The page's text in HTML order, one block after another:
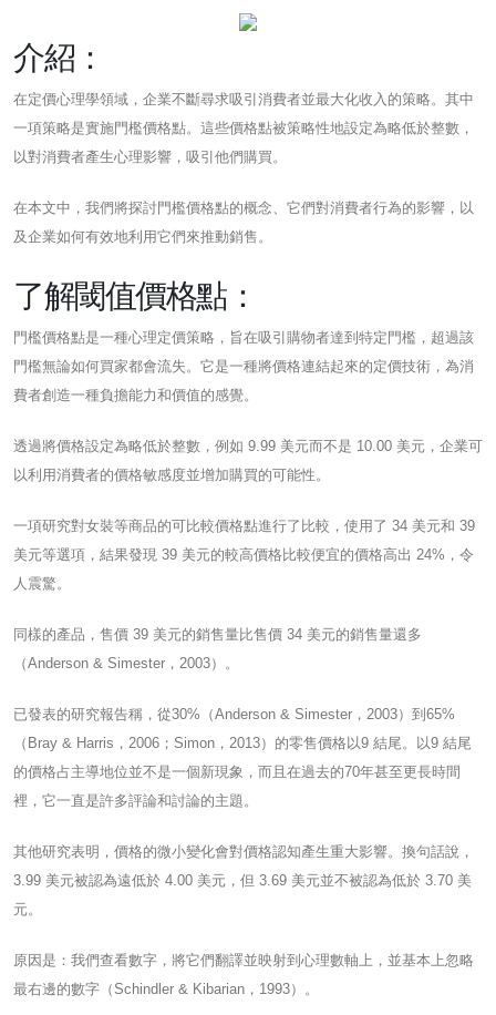
介紹：
在定價心理學領域，企業不斷尋求吸引消費者並最大化收入的策略。其中
一項策略是實施門檻價格點。這些價格點被策略性地設定為略低於整數，
以對消費者產生心理影響，吸引他們購買。
在本文中，我們將探討門檻價格點的概念、它們對消費者行為的影響，以
及企業如何有效地利用它們來推動銷售。
了解閾值價格點：
門檻價格點是一種心理定價策略，旨在吸引購物者達到特定門檻，超過該
門檻無論如何買家都會流失。它是一種將價格連結起來的定價技術，為消
費者創造一種負擔能力和價值的感覺。
透過將價格設定為略低於整數，例如 9.99 美元而不是 10.00 美元，企業可
以利用消費者的價格敏感度並增加購買的可能性。
一項研究對女裝等商品的可比較價格點進行了比較，使用了 34 美元和 39
美元等選項，結果發現 39 美元的較高價格比較便宜的價格高出 24%，令
人震驚。
同樣的產品，售價 39 美元的銷售量比售價 34 美元的銷售量還多
（Anderson & Simester，2003）。
已發表的研究報告稱，從30%（Anderson & Simester，2003）到65%
（Bray & Harris，2006；Simon，2013）的零售價格以9 結尾。以9 結尾
的價格占主導地位並不是一個新現象，而且在過去的70年甚至更長時間
裡，它一直是許多評論和討論的主題。
其他研究表明，價格的微小變化會對價格認知產生重大影響。換句話說，
3.99 美元被認為遠低於 4.00 美元，但 3.69 美元並不被認為低於 3.70 美
元。
原因是：我們查看數字，將它們翻譯並映射到心理數軸上，並基本上忽略
最右邊的數字（Schindler & Kibarian，1993）。